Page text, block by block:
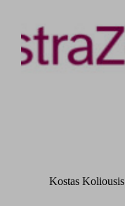
Kostas Koliousis